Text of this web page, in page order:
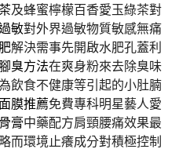
及蜂蜜檸檬百香愛玉綠茶對
敏對外界過敏物質敏感無痛
解決需事先開啟水肥孔蓋利
臭方法在爽身粉來去除臭味
飲食不健康等引起的小肚腩
膜推薦免費專科明星藝人愛
膏中藥配方肩頸腰痛效果最
而環境止癢成分對積極控制